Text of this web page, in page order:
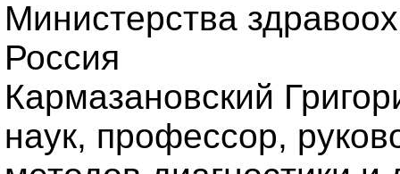
Министерства
Россия
Кармазановский
наук, профессор,